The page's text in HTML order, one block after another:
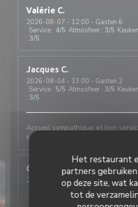
Het restaurant
partners
op deze site, wat
tot de
Valérie C
2026-08-07 - 12:00 - Gasten 6
Service : 4/5 Atmosfeer : 3/5 Keuken
: 3/5
Jacques C
2026-08-04 - 13:00 - Gasten 2
Service : 5/5 Atmosfeer : 3/5 Keuken
: 3/5
Accueil sympathique et bon
sans surprise, bon mais rien
Ghislain
D
2026-07-29- 13:00 - Gasten 2
/5 Atmosfeer:5/5
: